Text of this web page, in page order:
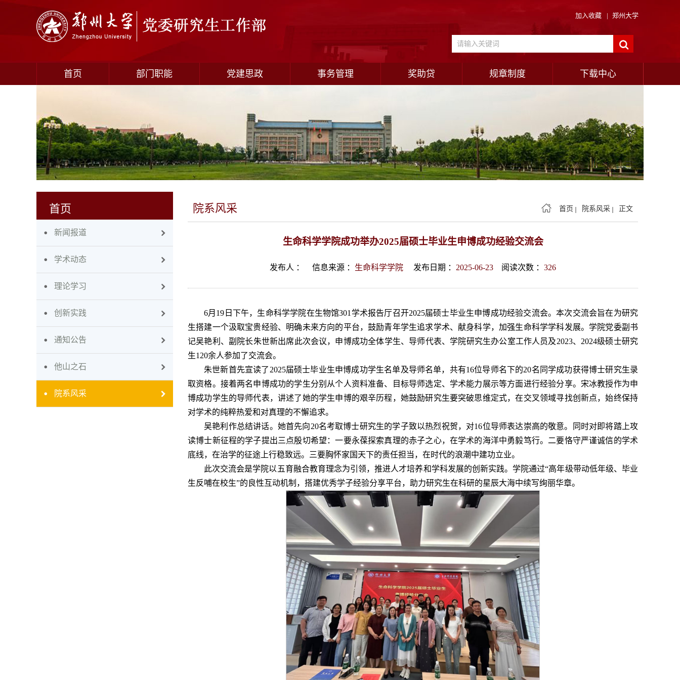
加入收藏 | 郑州大学
首页 部门职能 党建思政 事务管理 奖助贷 规章制度 下载中心
首页
新闻报道
学术动态
理论学习
创新实践
通知公告
他山之石
院系风采
院系风采 首页 院系风采 正文
生命科学学院成功举办2025届硕士毕业生申博成功经验交流会
发布人 ： 信息来源 ： 生命科学学院 发布日期 ： 2025-06-23 阅读次数 ： 326
6月19日下午，生命科学学院在生物馆301学术报告厅召开2025届硕士毕业生申博成功经验交流会。本次交流会旨在为研究
生搭建一个汲取宝贵经验、明确未来方向的平台，鼓励青年学生追求学术、献身科学，加强生命科学学科发展。学院党委副书
记吴艳利、副院长朱世新出席此次会议，申博成功全体学生、导师代表、学院研究生办公室工作人员及2023、2024级硕士研究
生120余人参加了交流会。
朱世新首先宣读了2025届硕士毕业生申博成功学生名单及导师名单，共有16位导师名下的20名同学成功获得博士研究生录
取资格。接着两名申博成功的学生分别从个人资料准备、目标导师选定、学术能力展示等方面进行经验分享。宋冰教授作为申
博成功学生的导师代表，讲述了她的学生申博的艰辛历程，她鼓励研究生要突破思维定式，在交叉领域寻找创新点，始终保持
对学术的纯粹热爱和对真理的不懈追求。
吴艳利作总结讲话。她首先向20名考取博士研究生的学子致以热烈祝贺，对16位导师表达崇高的敬意。同时对即将踏上攻
读博士新征程的学子提出三点殷切希望：一要永葆探索真理的赤子之心，在学术的海洋中勇毅笃行。二要恪守严谨诚信的学术
底线，在治学的征途上行稳致远。三要胸怀家国天下的责任担当，在时代的浪潮中建功立业。
此次交流会是学院以五育融合教育理念为引领，推进人才培养和学科发展的创新实践。学院通过“高年级带动低年级、毕业
生反哺在校生”的良性互动机制，搭建优秀学子经验分享平台，助力研究生在科研的星辰大海中续写绚丽华章。